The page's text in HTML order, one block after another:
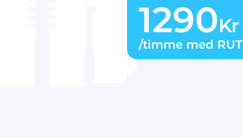
1290Kr
/timme med RUT